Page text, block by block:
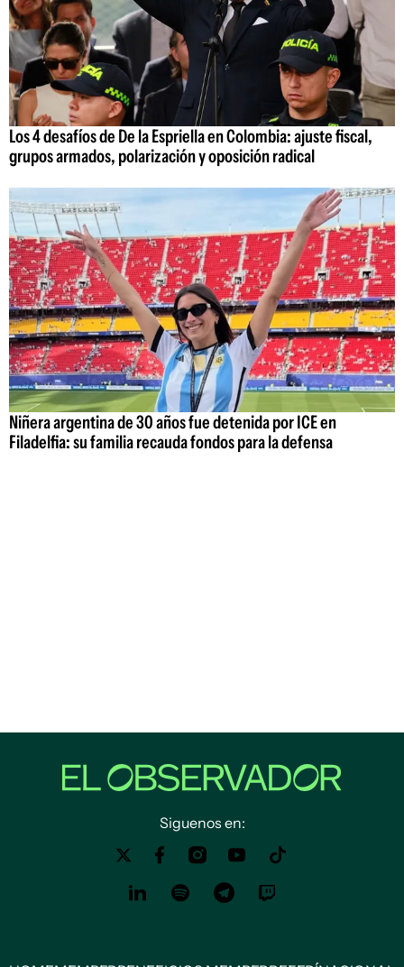
Los 4 desafíos de De la Espriella en Colombia: ajuste fiscal,
grupos armados, polarización y oposición radical
Niñera argentina de 30 años fue detenida por ICE en
Filadelfia: su familia recauda fondos para la defensa
Siguenos en: